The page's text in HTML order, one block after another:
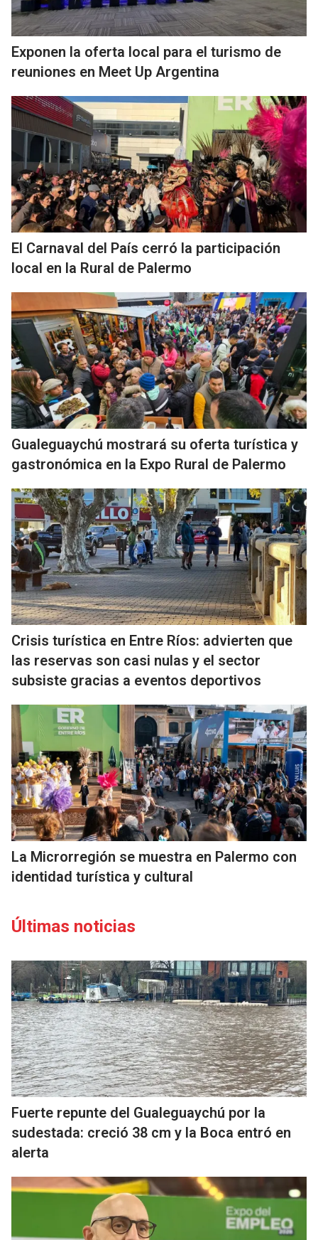
Exponen la oferta local para el turismo de
reuniones en Meet Up Argentina
El Carnaval del País cerró la participación
local en la Rural de Palermo
Gualeguaychú mostrará su oferta turística y
gastronómica en la Expo Rural de Palermo
Crisis turística en Entre Ríos: advierten que
las reservas son casi nulas y el sector
subsiste gracias a eventos deportivos
La Microrregión se muestra en Palermo con
identidad turística y cultural
Últimas noticias
Fuerte repunte del Gualeguaychú por la
sudestada: creció 38 cm y la Boca entró en
alerta